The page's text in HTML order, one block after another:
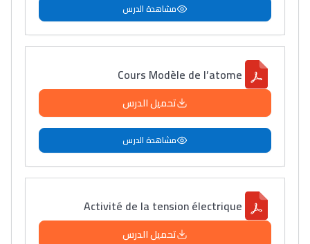
مشاهدة الدرس
Cours Modèle de l’atome
تحميل الدرس
مشاهدة الدرس
Activité de la tension électrique
تحميل الدرس